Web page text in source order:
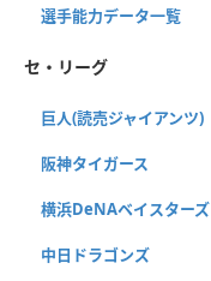
選手能力データ一覧
セ・リーグ
巨人(読売ジャイアンツ)
阪神タイガース
横浜DeNAベイスターズ
中日ドラゴンズ